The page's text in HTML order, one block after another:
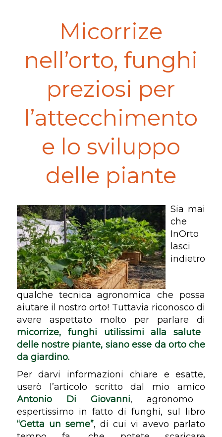
Micorrize
nell’orto, funghi
preziosi per
l’attecchimento
e lo sviluppo
delle piante
Sia mai
che
InOrto
lasci
indietro
qualche tecnica agronomica che possa
aiutare il nostro orto! Tuttavia riconosco di
avere aspettato molto per parlare di
micorrize, funghi utilissimi alla salute
delle nostre piante, siano esse da orto che
da giardino.
Per darvi informazioni chiare e esatte,
userò l’articolo scritto dal mio amico
Antonio Di Giovanni, agronomo
espertissimo in fatto di funghi, sul libro
“Getta un seme”, di cui vi avevo parlato